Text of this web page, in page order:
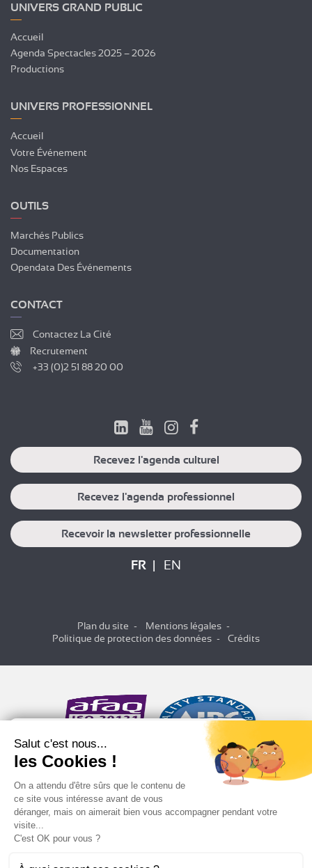
UNIVERS GRAND PUBLIC
Accueil
Agenda Spectacles 2025 – 2026
Productions
UNIVERS PROFESSIONNEL
Accueil
Votre Événement
Nos Espaces
OUTILS
Marchés Publics
Documentation
Opendata Des Événements
CONTACT
Contactez La Cité
Recrutement
+33 (0)2 51 88 20 00
Recevez l'agenda culturel
Recevez l'agenda professionnel
Recevoir la newsletter professionnelle
FR EN
Plan du site
Mentions légales
Politique de protection des données
Crédits
Salut c'est nous...
les Cookies !
On a attendu d'être sûrs que le contenu de
ce site vous intéresse avant de vous
déranger, mais on aimerait bien vous accompagner pendant votre
visite...
C'est OK pour vous ?